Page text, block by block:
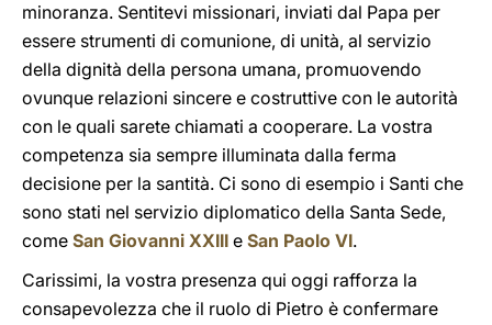
minoranza. Sentitevi missionari, inviati dal Papa per
essere strumenti di comunione, di unità, al servizio
della dignità della persona umana, promuovendo
ovunque relazioni sincere e costruttive con le autorità
con le quali sarete chiamati a cooperare. La vostra
competenza sia sempre illuminata dalla ferma
decisione per la santità. Ci sono di esempio i Santi che
sono stati nel servizio diplomatico della Santa Sede,
come San Giovanni XXIII e San Paolo VI.
Carissimi, la vostra presenza qui oggi rafforza la
consapevolezza che il ruolo di Pietro è confermare